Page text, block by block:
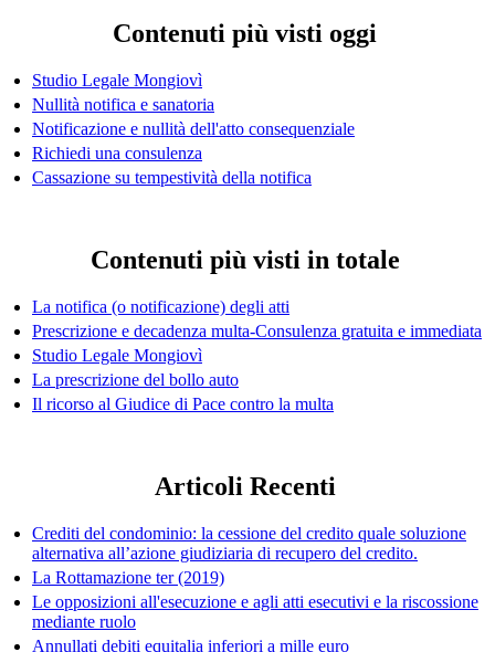
Contenuti più visti oggi
Studio Legale Mongiovì
Nullità notifica e sanatoria
Notificazione e nullità dell'atto consequenziale
Richiedi una consulenza
Cassazione su tempestività della notifica
Contenuti più visti in totale
La notifica (o notificazione) degli atti
Prescrizione e decadenza multa-Consulenza gratuita e immediata
Studio Legale Mongiovì
La prescrizione del bollo auto
Il ricorso al Giudice di Pace contro la multa
Articoli Recenti
Crediti del condominio: la cessione del credito quale soluzione
alternativa all’azione giudiziaria di recupero del credito.
La Rottamazione ter (2019)
Le opposizioni all'esecuzione e agli atti esecutivi e la riscossione
mediante ruolo
Annullati debiti equitalia inferiori a mille euro